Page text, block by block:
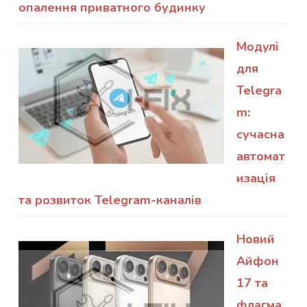
опалення приватного будинку
Модулі
для
Telegra
m:
сучасна
автомат
изація
та розвиток Telegram-каналів
Новий
Айфон
17 та